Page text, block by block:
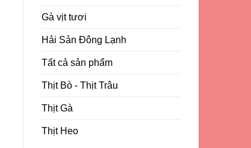
Gà vịt tươi
Hải Sản Đông Lạnh
Tất cả sản phẩm
Thịt Bò - Thịt Trâu
Thịt Gà
Thịt Heo